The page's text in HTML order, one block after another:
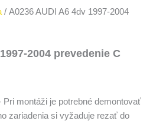
/ A0236 AUDI A6 4dv 1997-2004
2004 prevedenie C
montáži je potrebné demontovať
zariadenia si vyžaduje rezať do